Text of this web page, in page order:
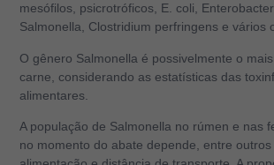
mesófilos, psicrotróficos, E. coli,
Salmonella, Clostridium perfringens e vários
O gênero Salmonella é possivelmente o
carne, considerando as estatísticas das
alimentares.
A população de Salmonella no rúmen e nas
no momento do abate depende, entre